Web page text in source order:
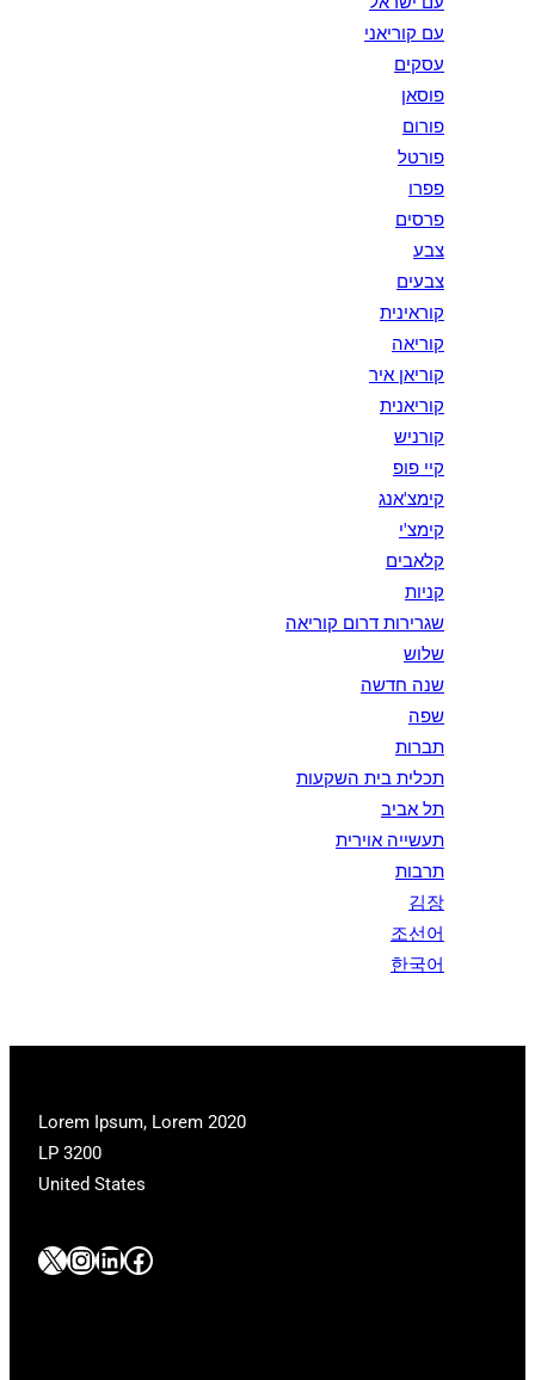
עם קוריאני
עסקים
פוסאן
פורום
פורטל
פפרו
פרסים
צבע
צבעים
קוראינית
קוריאה
קוריאן איר
קוריאנית
קורניש
קיי פופ
קימצ'אנג
קימצ'י
קלאבים
קניות
שגרירות דרום קוריאה
שלוש
שנה חדשה
שפה
תברות
תכלית בית השקעות
תל אביב
תעשייה אוירית
תרבות
김장
조선어
한국어
2020 Lorem Ipsum, Lorem
LP 3200
United States
#
#
#
#